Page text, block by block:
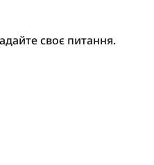
своє питання.